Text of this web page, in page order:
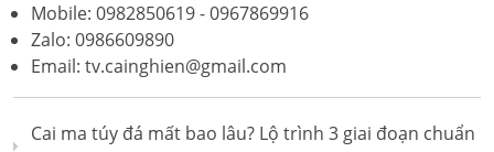
Mobile: 0982850619 - 0967869916
Zalo: 0986609890
Email: tv.cainghien@gmail.com
Cai ma túy đá mất bao lâu? Lộ trình 3 giai đoạn chuẩn